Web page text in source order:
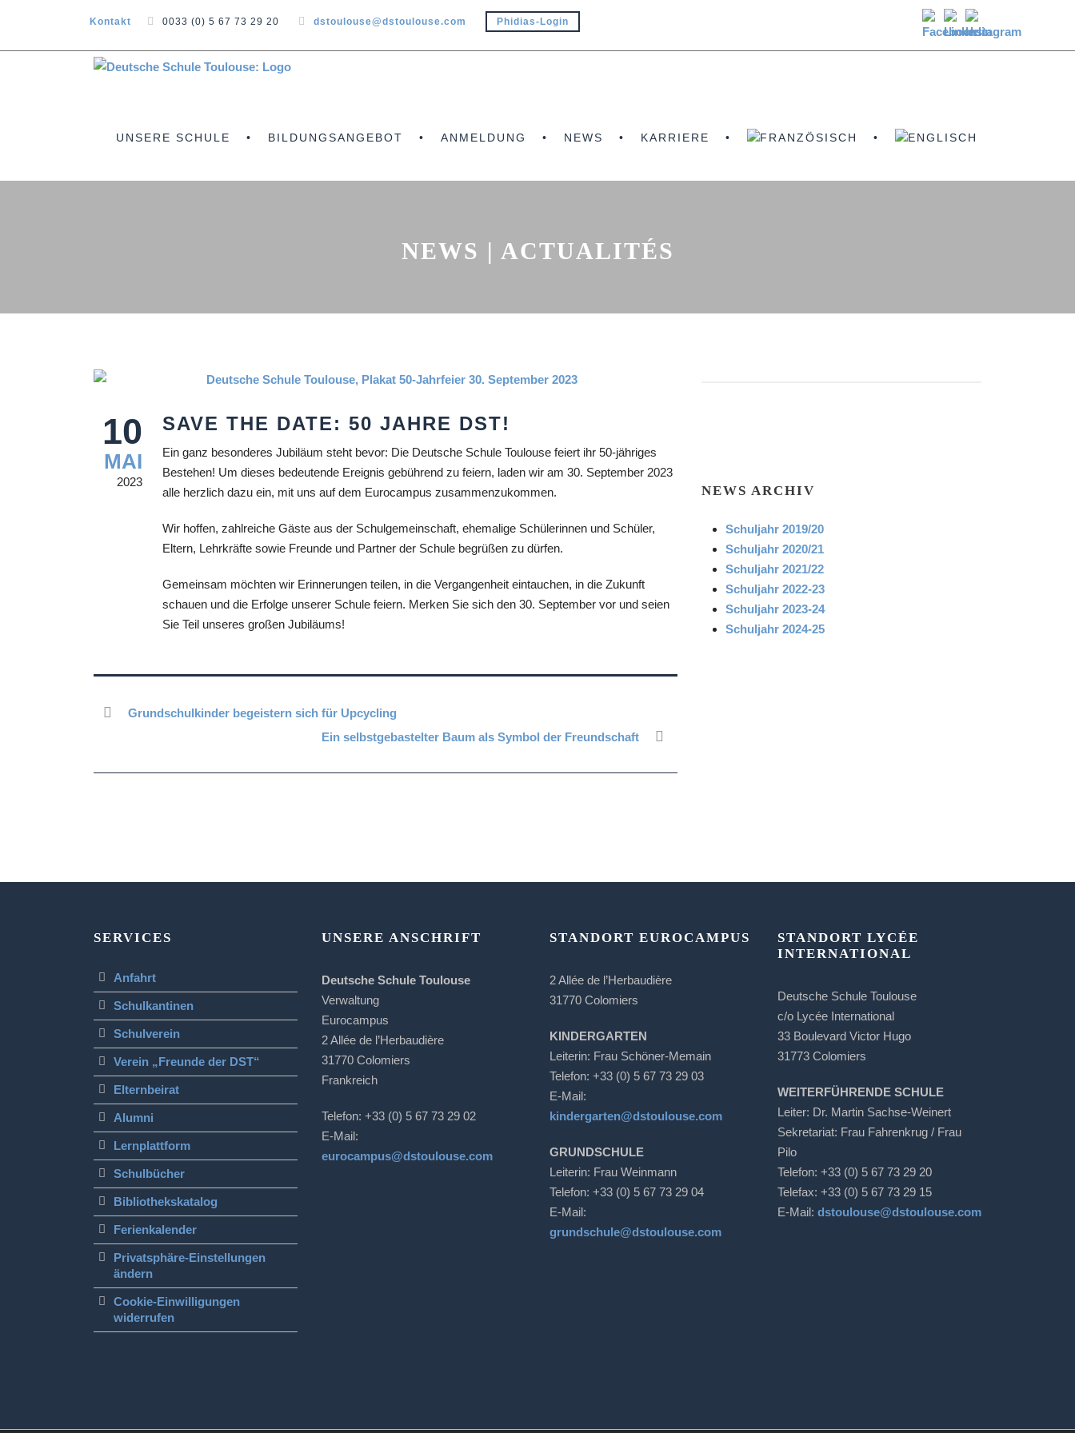
Kontakt 0033 (0) 5 67 73 29 20 dstoulouse@dstoulouse.com Phidias-Login
UNSERE SCHULE BILDUNGSANGEBOT ANMELDUNG NEWS KARRIERE
NEWS | ACTUALITÉS
10
MAI
2023
SAVE THE DATE: 50 JAHRE DST!
Ein ganz besonderes Jubiläum steht bevor: Die Deutsche Schule Toulouse feiert ihr 50-jähriges
Bestehen! Um dieses bedeutende Ereignis gebührend zu feiern, laden wir am 30. September 2023
alle herzlich dazu ein, mit uns auf dem Eurocampus zusammenzukommen.
Wir hoffen, zahlreiche Gäste aus der Schulgemeinschaft, ehemalige Schülerinnen und Schüler,
Eltern, Lehrkräfte sowie Freunde und Partner der Schule begrüßen zu dürfen.
Gemeinsam möchten wir Erinnerungen teilen, in die Vergangenheit eintauchen, in die Zukunft
schauen und die Erfolge unserer Schule feiern. Merken Sie sich den 30. September vor und seien
Sie Teil unseres großen Jubiläums!
Grundschulkinder begeistern sich für Upcycling
Ein selbstgebastelter Baum als Symbol der Freundschaft
NEWS ARCHIV
Schuljahr 2019/20
Schuljahr 2020/21
Schuljahr 2021/22
Schuljahr 2022-23
Schuljahr 2023-24
Schuljahr 2024-25
SERVICES
Anfahrt
Schulkantinen
Schulverein
Verein „Freunde der DST“
Elternbeirat
Alumni
Lernplattform
Schulbücher
Bibliothekskatalog
Ferienkalender
Privatsphäre-Einstellungen
ändern
Cookie-Einwilligungen
widerrufen
UNSERE ANSCHRIFT
Deutsche Schule Toulouse
Verwaltung
Eurocampus
2 Allée de l’Herbaudière
31770 Colomiers
Frankreich
Telefon: +33 (0) 5 67 73 29 02
E-Mail:
eurocampus@dstoulouse.com
STANDORT EUROCAMPUS
2 Allée de l’Herbaudière
31770 Colomiers
KINDERGARTEN
Leiterin: Frau Schöner-Memain
Telefon: +33 (0) 5 67 73 29 03
E-Mail:
kindergarten@dstoulouse.com
GRUNDSCHULE
Leiterin: Frau Weinmann
Telefon: +33 (0) 5 67 73 29 04
E-Mail:
grundschule@dstoulouse.com
STANDORT LYCÉE
INTERNATIONAL
Deutsche Schule Toulouse
c/o Lycée International
33 Boulevard Victor Hugo
31773 Colomiers
WEITERFÜHRENDE SCHULE
Leiter: Dr. Martin Sachse-Weinert
Sekretariat: Frau Fahrenkrug / Frau
Pilo
Telefon: +33 (0) 5 67 73 29 20
Telefax: +33 (0) 5 67 73 29 15
E-Mail: dstoulouse@dstoulouse.com